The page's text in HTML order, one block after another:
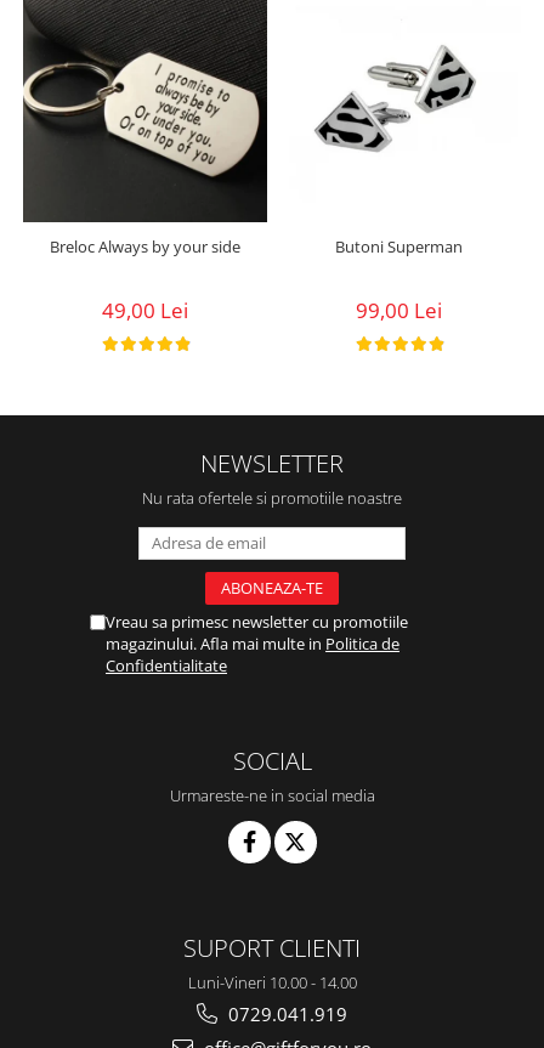
Breloc Always by your side
49,00 Lei
Butoni Superman
99,00 Lei
NEWSLETTER
Nu rata ofertele si promotiile noastre
Vreau sa primesc newsletter cu promotiile
magazinului. Afla mai multe in Politica de
Confidentialitate
SOCIAL
Urmareste-ne in social media
SUPORT CLIENTI
Luni-Vineri 10.00 - 14.00
0729.041.919